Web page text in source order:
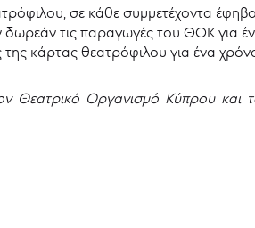
σε κάθε συμμετέχοντα έφηβο
δωρεάν τις παραγωγές του ΘΟΚ για
κάρτας θεατρόφιλου για ένα
Θεατρικό Οργανισμό Κύπρου και